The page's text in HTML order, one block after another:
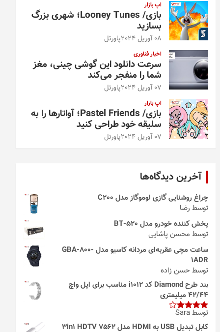
اپ بازار
بازی/ Looney Tunes؛ شهری بزرگ
بسازید
08 آوریل 2024 پاورتل
اخبار فناوری
سرعت دانلود این گوشی چینی، مغز
شما را منفجر می‌کند
07 آوریل 2024 پاورتل
اپ بازار
بازی/ Pastel Friends؛ آواتارها را به
سلیقه خود طراحی کنید
07 آوریل 2024 پاورتل
آخرین دیدگاه‌ها
چراغ روشنایی گازی لوموگاز مدل C200
توسط رضا
پخش کننده خودرو مدل 520-BT
توسط محسن پاشایی
ساعت مچی عقربه‌ای مردانه کاسیو مدل GBA-800-
1ADR
توسط حسن زاده
بند طرح Diamond کد i1012 مناسب برای اپل واچ
42/44 میلیمتری
امتیاز4
از 5
توسط Sara
کابل تبدیل USB به HDMI مدل 3in1 HDTV 7562